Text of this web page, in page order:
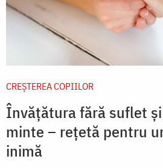
CREŞTEREA COPIILOR
Învățătura fără suflet
minte – rețetă pentru
inimă